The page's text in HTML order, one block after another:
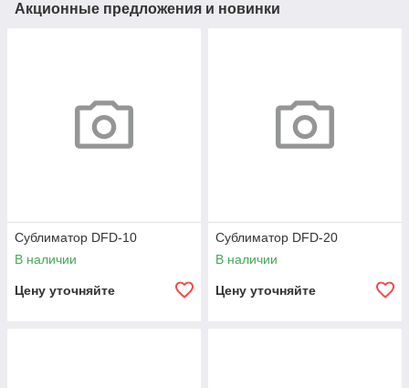
Акционные предложения и новинки
Сублиматор DFD-10
В наличии
Цену уточняйте
Сублиматор DFD-20
В наличии
Цену уточняйте